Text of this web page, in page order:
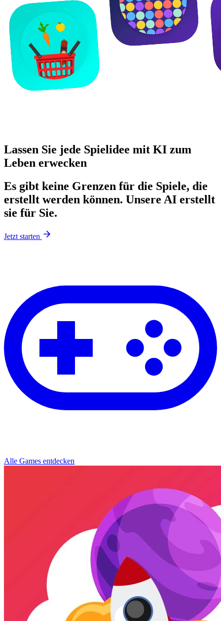
Lassen Sie jede Spielidee mit KI zum
Leben erwecken
Es gibt keine Grenzen für die Spiele, die
erstellt werden können. Unsere AI erstellt
sie für Sie.
Jetzt starten
Alle Games entdecken